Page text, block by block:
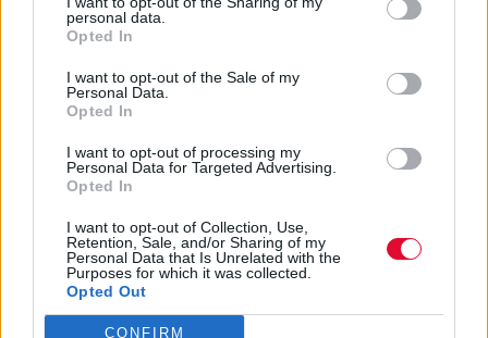
personal data.
Opted In
I want to opt-out of the Sale of my
Personal Data.
Opted In
I want to opt-out of processing my
Personal Data for Targeted Advertising.
Opted In
I want to opt-out of Collection, Use,
Retention, Sale, and/or Sharing of my
Personal Data that Is Unrelated with the
Purposes for which it was collected.
Opted Out
CONFIRM
Οι Green Day απέκτησαν το δικό τους 24ωρο
κανάλι στο YouTube με σπάνιο αρχειακό υλικό